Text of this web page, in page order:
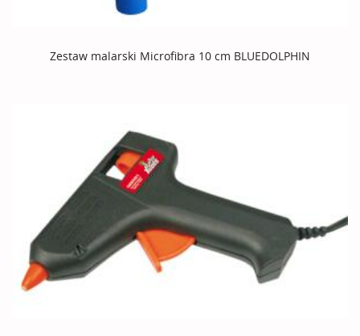
Zestaw malarski Microfibra 10 cm BLUEDOLPHIN